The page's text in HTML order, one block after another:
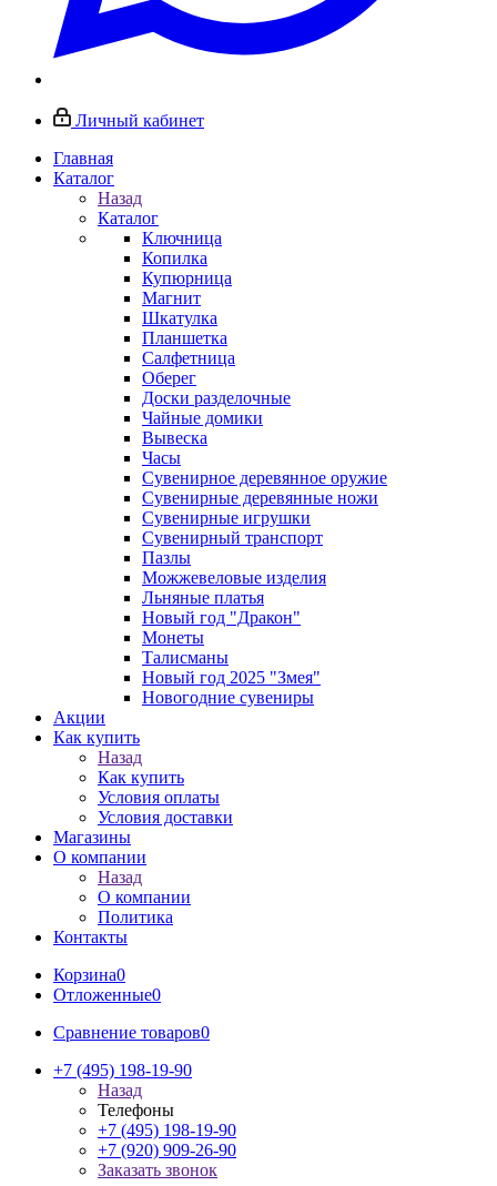
Личный кабинет
Главная
Каталог
Назад
Каталог
Ключница
Копилка
Купюрница
Магнит
Шкатулка
Планшетка
Салфетница
Оберег
Доски разделочные
Чайные домики
Вывеска
Часы
Сувенирное деревянное оружие
Сувенирные деревянные ножи
Сувенирные игрушки
Сувенирный транспорт
Пазлы
Можжевеловые изделия
Льняные платья
Новый год "Дракон"
Монеты
Талисманы
Новый год 2025 "Змея"
Новогодние сувениры
Акции
Как купить
Назад
Как купить
Условия оплаты
Условия доставки
Магазины
О компании
Назад
О компании
Политика
Контакты
Корзина0
Отложенные0
Сравнение товаров0
+7 (495) 198-19-90
Назад
Телефоны
+7 (495) 198-19-90
+7 (920) 909-26-90
Заказать звонок